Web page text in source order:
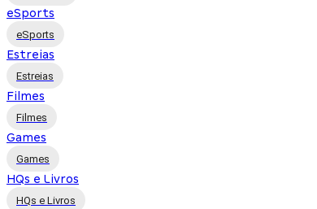
eSports
eSports
Estreias
Estreias
Filmes
Filmes
Games
Games
HQs e Livros
HQs e Livros